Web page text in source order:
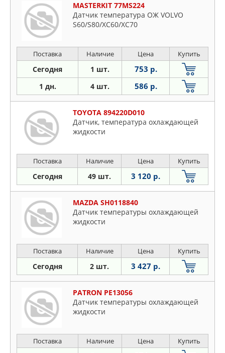
MASTERKIT 77MS224
Датчик температура ОЖ VOLVO
S60/S80/XC60/XC70
Поставка Наличие Цена Купить
Сегодня 1 шт. 753 р.
1 дн. 4 шт. 586 р.
TOYOTA 894220D010
Датчик, температура охлаждающей
жидкости
Поставка Наличие Цена Купить
Сегодня 49 шт. 3 120 р.
MAZDA SH0118840
Датчик температуры охлаждающей
жидкости
Поставка Наличие Цена Купить
Сегодня 2 шт. 3 427 р.
PATRON PE13056
Датчик температуры охлаждающей
жидкости
Поставка Наличие Цена Купить